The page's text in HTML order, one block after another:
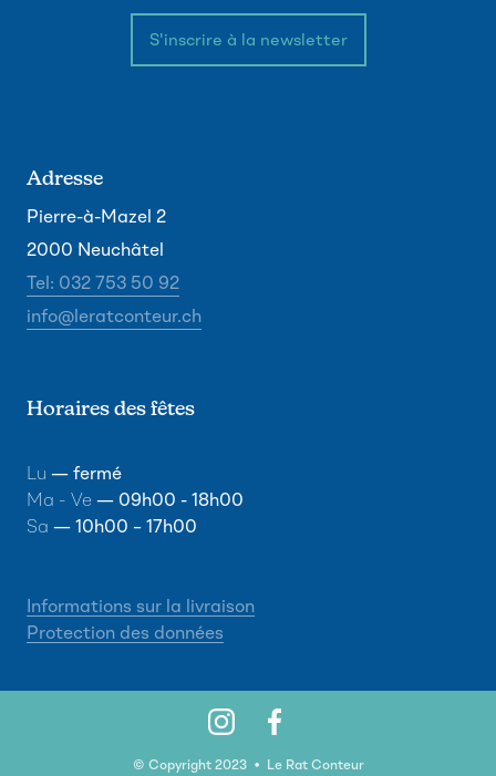
S'inscrire à la newsletter
Adresse
Pierre-à-Mazel 2
2000 Neuchâtel
Tel: 032 753 50 92
info@leratconteur.ch
Horaires des fêtes
Lu — fermé
Ma - Ve — 09h00 - 18h00
Sa — 10h00 – 17h00
Informations sur la livraison
Protection des données
© Copyright 2023 • Le Rat Conteur